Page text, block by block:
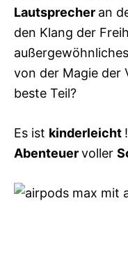
Lautsprecher an
den Klang der
von der Magie der
beste Teil?
Es ist kinderleicht
Abenteuervoller